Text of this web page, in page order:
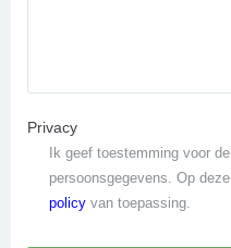
Privacy
Ik geef toestemming voor
persoonsgegevens. Op
policy van toepassing.